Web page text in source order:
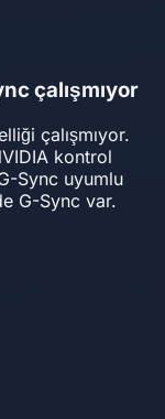
çalışmıyor
çalışmıyor.
kontrol
Sync uyumlu
G-Sync var.